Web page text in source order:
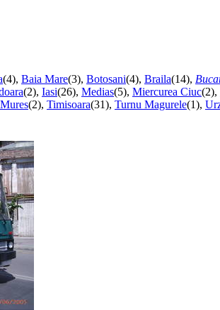
(4), Baia Mare(3), Botosani(4), Braila(14),
(2), Iasi(26), Medias(5), Miercurea Ciuc(2),
(2), Timisoara(31), Turnu Magurele(1),